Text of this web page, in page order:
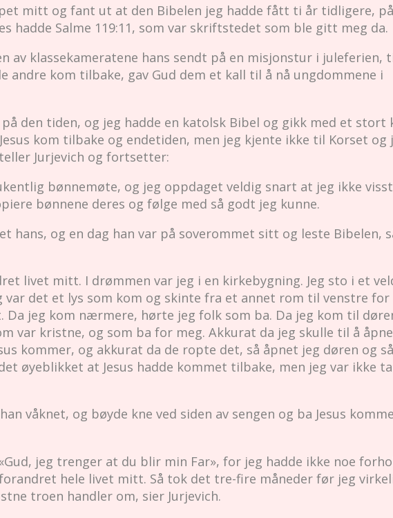
mitt og fant ut at den Bibelen jeg hadde fått ti år tidligere, på
hadde Salme 119:11, som var skriftstedet som ble gitt meg da.
av klassekameratene hans sendt på en misjonstur i juleferien,
andre kom tilbake, gav Gud dem et kall til å nå ungdommene i
den tiden, og jeg hadde en katolsk Bibel og gikk med et stort
kom tilbake og endetiden, men jeg kjente ikke til Korset og
Jurjevich og fortsetter:
bønnemøte, og jeg oppdaget veldig snart at jeg ikke
bønnene deres og følge med så godt jeg kunne.
hans, og en dag han var på soverommet sitt og leste Bibelen,
livet mitt. I drømmen var jeg i en kirkebygning. Jeg sto i et
det et lys som kom og skinte fra et annet rom til venstre for
Da jeg kom nærmere, hørte jeg folk som ba. Da jeg kom til
var kristne, og som ba for meg. Akkurat da jeg skulle til å
kommer, og akkurat da de ropte det, så åpnet jeg døren og
øyeblikket at Jesus hadde kommet tilbake, men jeg var ikke
våknet, og bøyde kne ved siden av sengen og ba Jesus
jeg trenger at du blir min Far», for jeg hadde ikke noe
hele livet mitt. Så tok det tre-fire måneder før jeg
troen handler om, sier Jurjevich.